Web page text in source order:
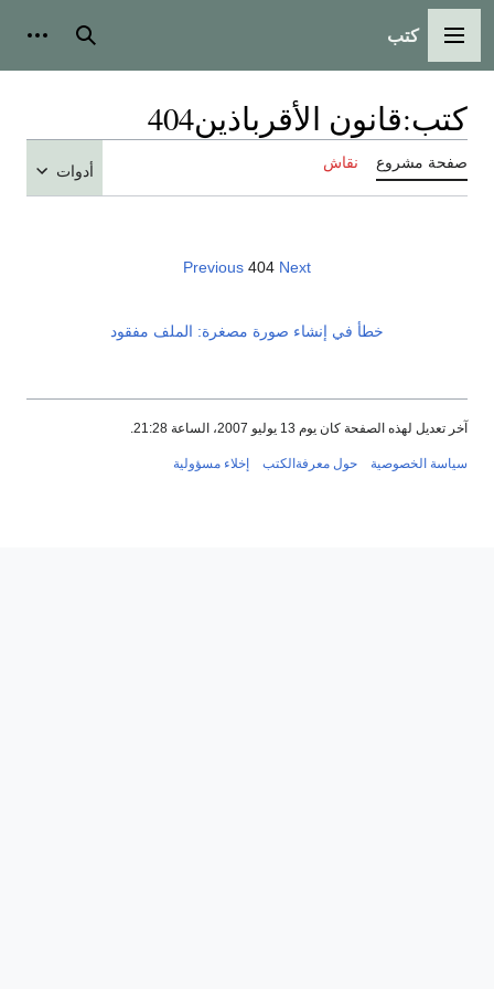
القائمة الرئيسية
كتب بحث
كتب:قانون الأقرباذين404
صفحة مشروع نقاش أدوات
Previous 404 Next
خطأ في إنشاء صورة مصغرة: الملف مفقود
آخر تعديل لهذه الصفحة كان يوم 13 يوليو 2007، الساعة 21:28.
سياسة الخصوصية حول معرفةالكتب إخلاء مسؤولية